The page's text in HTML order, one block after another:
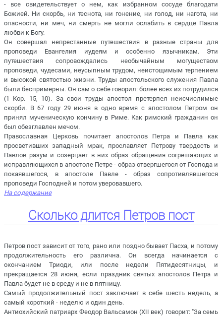
- все свидетельствует о нем, как избранном сосуде благодати
Божией. Ни скорбь, ни теснота, ни гонение, ни голод, ни нагота, ни
опасности, ни меч, ни смерть не могли ослабить в сердце Павла
любви к Богу.
Он совершал непрестанные путешествия в разные страны для
проповеди Евангелия иудеям и особенно язычникам. Эти
путешествия сопровождались необычайным могуществом
проповеди, чудесами, неусыпным трудом, неистощимым терпением
и высокой святостью жизни. Труды апостольского служения Павла
были беспримерны. Он сам о себе говорил: более всех их потрудился
(1 Кор. 15, 10). За свои труды апостол претерпел неисчислимые
скорби. В 67 году 29 июня в одно время с апостолом Петром он
принял мученическую кончину в Риме. Как римский гражданин он
был обезглавлен мечом.
Православная Церковь почитает апостолов Петра и Павла как
просветивших западный мрак, прославляет Петрову твердость и
Павлов разум и созерцает в них образ обращения согрешающих и
исправляющихся в апостоле Петре - образ отвергшегося от Господа и
покаявшегося, в апостоле Павле - образ сопротивлявшегося
проповеди Господней и потом уверовавшего.
На содержание
Сколько длится Петров пост
Петров пост зависит от того, рано или поздно бывает Пасха, и потому
продолжительность его различна. Он всегда начинается с
окончанием Триоди, или после недели Пятидесятницы, и
прекращается 28 июня, если праздник святых апостолов Петра и
Павла будет не в среду и не в пятницу.
Самый продолжительный пост заключает в себе шесть недель, а
самый короткий - неделю и один день.
Антиохийский патриарх Феодор Вальсамон (XII век) говорит: "За семь